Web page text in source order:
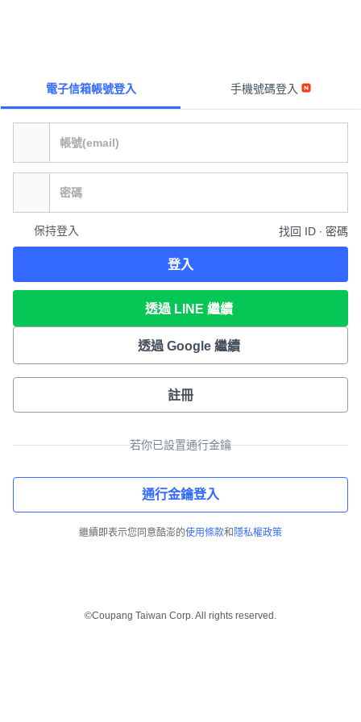
電子信箱帳號登入 手機號碼登入
保持登入 找回 ID ∙ 密碼
登入
透過 LINE 繼續
透過 Google 繼續
註冊
若你已設置通行金鑰
通行金鑰登入
繼續即表示您同意酷澎的使用條款和 隱私權政策
©Coupang Taiwan Corp. All rights reserved.